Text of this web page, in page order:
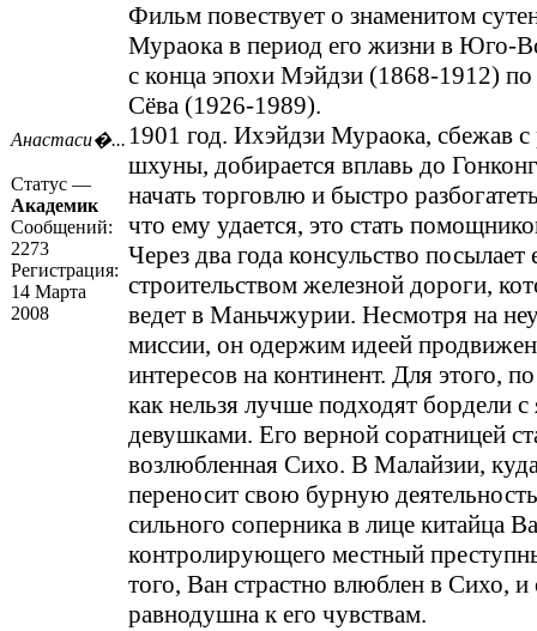
Анастаси�...
Статус —
Академик
Сообщений:
2273
Регистрация:
14 Марта
2008
Фильм повествует о знаменитом
Мураока в период его жизни в Юго-
с конца эпохи Мэйдзи (1868-1912) по
Сёва (1926-1989).
1901 год. Ихэйдзи Мураока, сбежав
шхуны, добирается вплавь до
начать торговлю и быстро
что ему удается, это стать
Через два года консульство
строительством железной дороги,
ведет в Маньчжурии. Несмотря на
миссии, он одержим идеей
интересов на континент. Для этого,
как нельзя лучше подходят бордели
девушками. Его верной соратницей
возлюбленная Сихо. В Малайзии,
переносит свою бурную
сильного соперника в лице китайца
контролирующего местный
того, Ван страстно влюблен в Сихо,
равнодушна к его чувствам.